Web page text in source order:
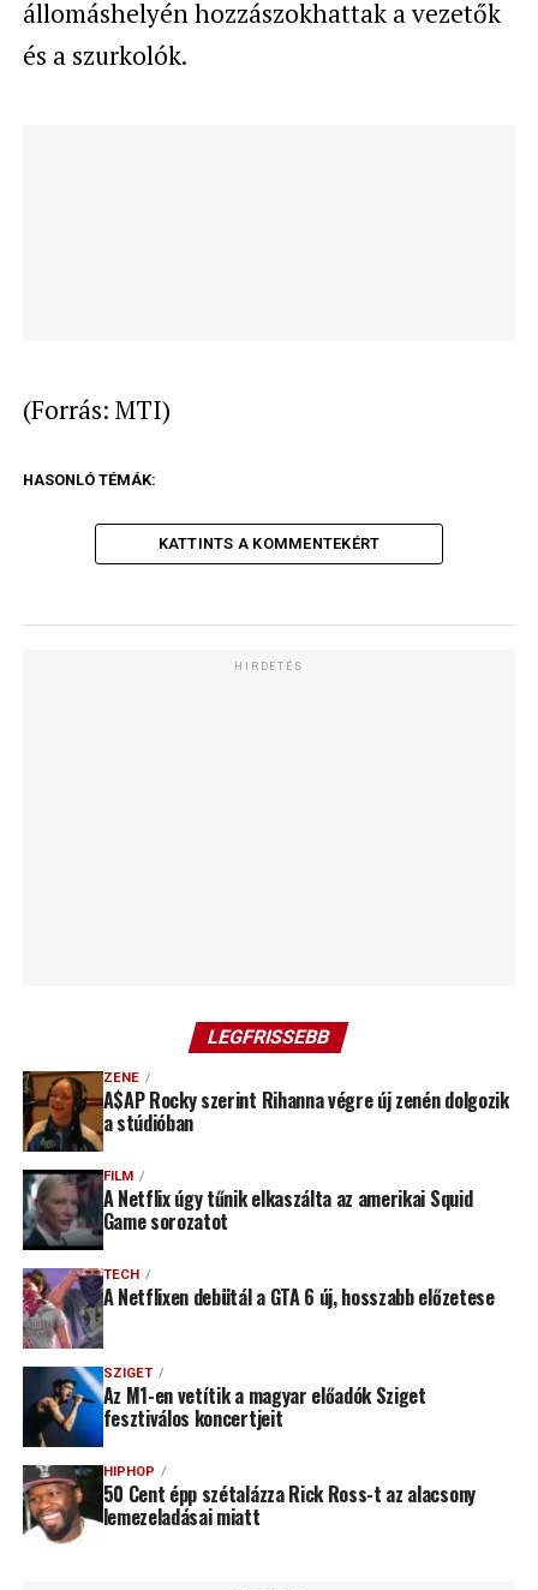
állomáshelyén hozzászokhattak a vezetők
és a szurkolók.
(Forrás: MTI)
HASONLÓ TÉMÁK:
KATTINTS A KOMMENTEKÉRT
HIRDETÉS
LEGFRISSEBB
ZENE
A$AP Rocky szerint Rihanna végre új zenén dolgozik
a stúdióban
FILM
A Netflix úgy tűnik elkaszálta az amerikai Squid
Game sorozatot
TECH
A Netflixen debütál a GTA 6 új, hosszabb előzetese
SZIGET
Az M1-en vetítik a magyar előadók Sziget
fesztiválos koncertjeit
HIPHOP
50 Cent épp szétalázza Rick Ross-t az alacsony
lemezeladásai miatt